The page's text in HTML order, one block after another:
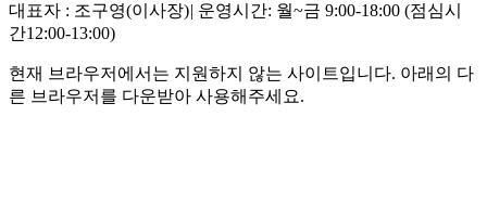
대표자 : 조구영(이사장)| 운영시간: 월~금 9:00-18:00 (점심시
간12:00-13:00)
현재 브라우저에서는 지원하지 않는 사이트입니다. 아래의 다
른 브라우저를 다운받아 사용해주세요.